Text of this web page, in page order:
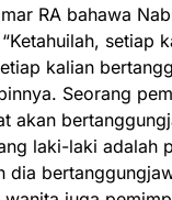
RA bahawa
setiap
kalian
Seorang
akan
laki-laki adalah
dia